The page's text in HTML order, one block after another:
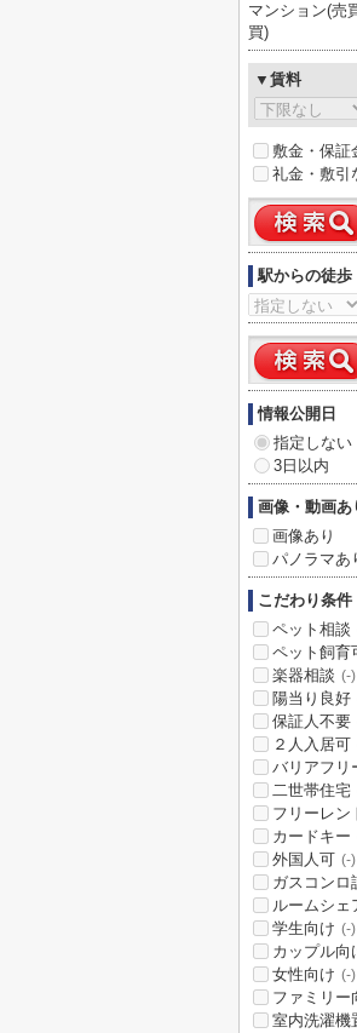
マンション(売
買)
▼賃料
敷金・保証
礼金・敷引
駅からの徒歩
情報公開日
指定しない
3日以内
画像・動画あ
画像あり
パノラマあ
こだわり条件
ペット相談
ペット飼育
楽器相談 (-)
陽当り良好
保証人不要
２人入居可
バリアフリ
二世帯住宅
フリーレン
カードキー
外国人可 (-)
ガスコンロ
ルームシェ
学生向け (-)
カップル向
女性向け (-)
ファミリー
室内洗濯機